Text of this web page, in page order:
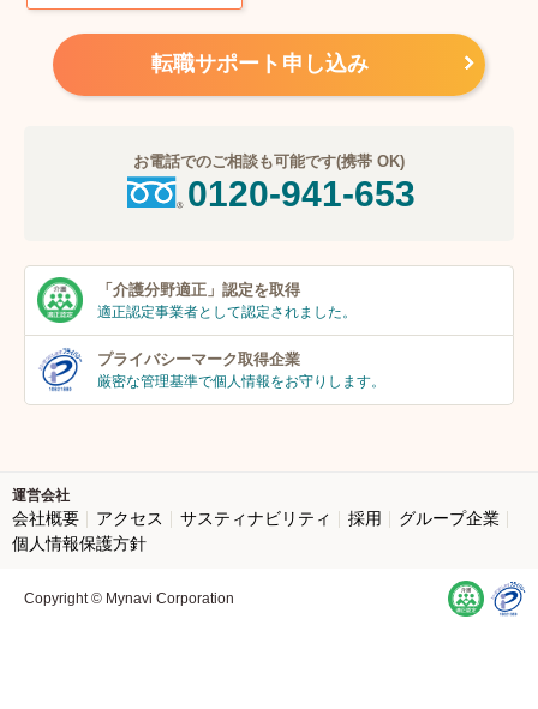
転職サポート申し込み
お電話でのご相談も可能です(携帯 OK)
0120-941-653
「介護分野適正」 認定を取得
適正認定事業者として認定されました。
プライバシーマーク取得企業
厳密な管理基準で個人情報をお守りします。
運営会社
会社概要 アクセス サスティナビリティ 採用
グループ企業
個人情報保護方針
Copyright © Mynavi Corporation